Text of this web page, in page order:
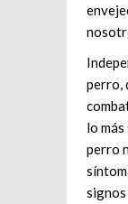
perro,
lo
perro
signos